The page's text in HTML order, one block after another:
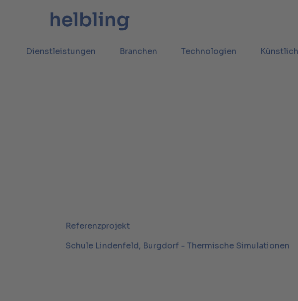
Dienstleistungen Branchen Technologien
Referenzprojekt
Schule Lindenfeld, Burgdorf - Thermische Simulationen